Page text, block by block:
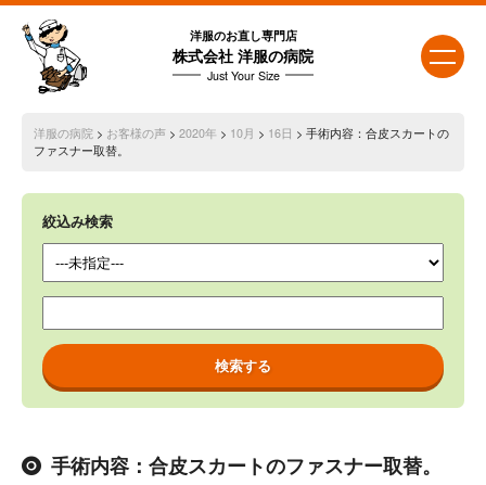
洋服のお直し専門店
株式会社 洋服の病院
Just Your Size
洋服の病院 > お客様の声> 2020年 > 10月 > 16日 > 手術内容：合皮スカートの
ファスナー取替。
絞込み検索
手術内容：合皮スカートのファスナー取替。